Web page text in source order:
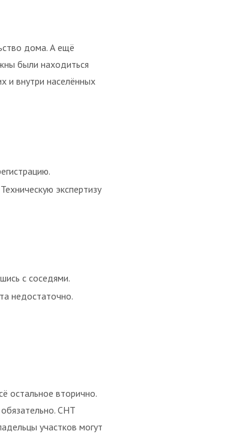
дома. А ещё
были находиться
и внутри населённых
экспертизу
с соседями.
недостаточно.
остальное вторично.
СНТ
участков могут